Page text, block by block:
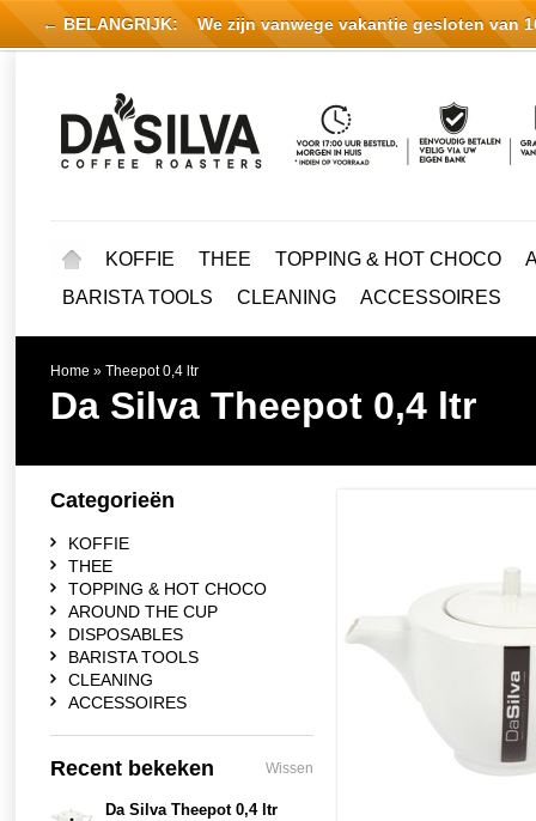
KOFFIE THEE TOPPING & HOT CHOCO
BARISTA TOOLS
CLEANING ACCESSOIRES
Home » Theepot 0,4 ltr
Da Silva Theepot 0,4 ltr
Categorieën
KOFFIE
THEE
TOPPING & HOT CHOCO
AROUND THE CUP
DISPOSABLES
BARISTA TOOLS
CLEANING
ACCESSOIRES
Recent bekeken Wissen
Da Silva Theepot 0,4 ltr
← BELANGRIJK: We zijn vanwege vakantie gesloten van